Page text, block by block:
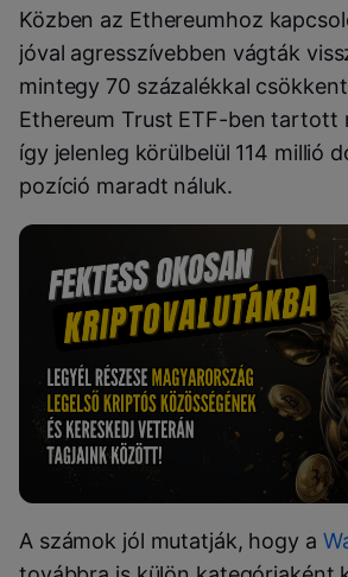
Közben az Ethereumhoz
jóval agresszívebben vágták
mintegy 70 százalékkal
Ethereum Trust ETF-ben tartott
így jelenleg körülbelül 114 millió
pozíció maradt náluk.
A számok jól mutatják, hogy a